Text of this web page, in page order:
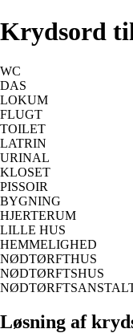
Krydsord
WC
DAS
LOKUM
FLUGT
TOILET
LATRIN
URINAL
KLOSET
PISSOIR
BYGNING
HJERTERUM
LILLE HUS
HEMMELIGHED
NØDTØRFTHUS
NØDTØRFTSHUS
Løsning af